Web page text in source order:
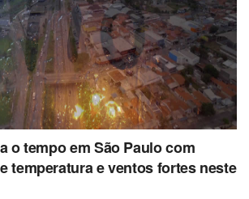
o tempo em São Paulo com
temperatura e ventos fortes neste